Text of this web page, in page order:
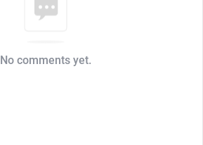
No comments yet.